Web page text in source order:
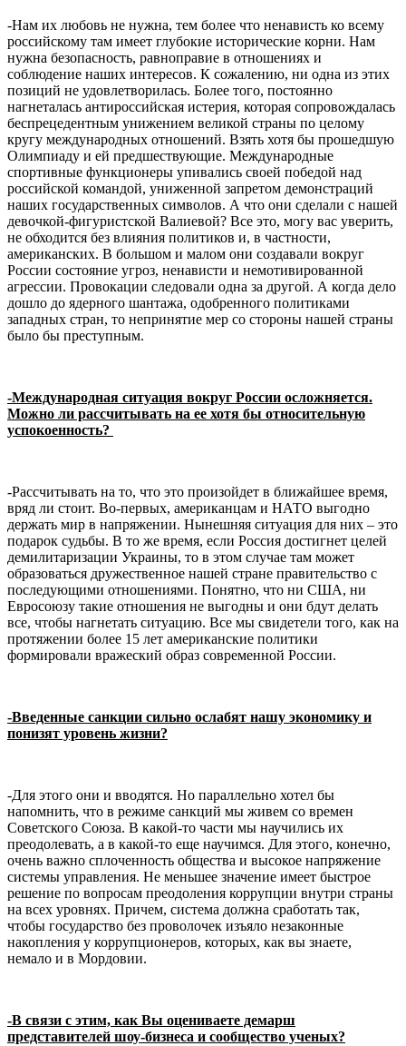
-Нам их любовь не нужна, тем более что ненависть ко всему
российскому там имеет глубокие исторические корни. Нам
нужна безопасность, равноправие в отношениях и
соблюдение наших интересов. К сожалению, ни одна из этих
позиций не удовлетворилась. Более того, постоянно
нагнеталась антироссийская истерия, которая сопровождалась
беспрецедентным унижением великой страны по целому
кругу международных отношений. Взять хотя бы прошедшую
Олимпиаду и ей предшествующие. Международные
спортивные функционеры упивались своей победой над
российской командой, униженной запретом демонстраций
наших государственных символов. А что они сделали с нашей
девочкой-фигуристской Валиевой? Все это, могу вас уверить,
не обходится без влияния политиков и, в частности,
американских. В большом и малом они создавали вокруг
России состояние угроз, ненависти и немотивированной
агрессии. Провокации следовали одна за другой. А когда дело
дошло до ядерного шантажа, одобренного политиками
западных стран, то непринятие мер со стороны нашей страны
было бы преступным.
-Международная ситуация вокруг России осложняется.
Можно ли рассчитывать на ее хотя бы относительную
успокоенность?
-Рассчитывать на то, что это произойдет в ближайшее время,
вряд ли стоит. Во-первых, американцам и НАТО выгодно
держать мир в напряжении. Нынешняя ситуация для них – это
подарок судьбы. В то же время, если Россия достигнет целей
демилитаризации Украины, то в этом случае там может
образоваться дружественное нашей стране правительство с
последующими отношениями. Понятно, что ни США, ни
Евросоюзу такие отношения не выгодны и они бдут делать
все, чтобы нагнетать ситуацию. Все мы свидетели того, как на
протяжении более 15 лет американские политики
формировали вражеский образ современной России.
-Введенные санкции сильно ослабят нашу экономику и
понизят уровень жизни?
-Для этого они и вводятся. Но параллельно хотел бы
напомнить, что в режиме санкций мы живем со времен
Советского Союза. В какой-то части мы научились их
преодолевать, а в какой-то еще научимся. Для этого, конечно,
очень важно сплоченность общества и высокое напряжение
системы управления. Не меньшее значение имеет быстрое
решение по вопросам преодоления коррупции внутри страны
на всех уровнях. Причем, система должна сработать так,
чтобы государство без проволочек изъяло незаконные
накопления у коррупционеров, которых, как вы знаете,
немало и в Мордовии.
-В связи с этим, как Вы оцениваете демарш
представителей шоу-бизнеса и сообщество ученых?